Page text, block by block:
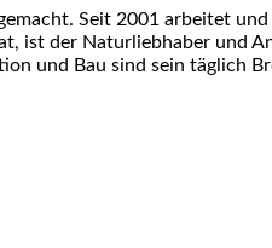
Seit 2001 arbeitet
ist der Naturliebhaber und
und Bau sind sein täglich